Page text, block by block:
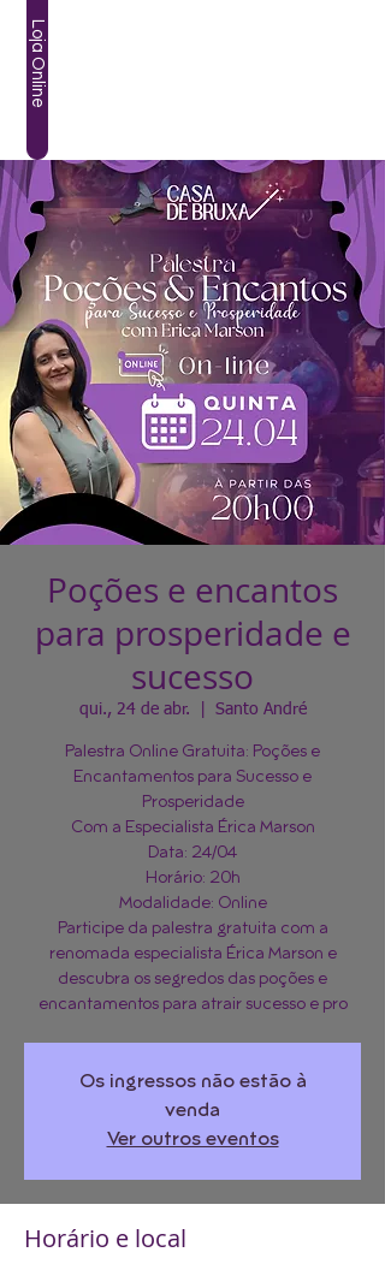
Loja Online
Poções e encantos
para prosperidade e
sucesso
qui., 24 de abr. Santo André
Palestra Online Gratuita: Poções e
Encantamentos para Sucesso e
Prosperidade
Com a Especialista Érica Marson
Data: 24/04
Horário: 20h
Modalidade: Online
Participe da palestra gratuita com a
renomada especialista Érica Marson e
descubra os segredos das poções e
encantamentos para atrair sucesso e pro
Os ingressos não estão à
venda
Ver outros eventos
Horário e local